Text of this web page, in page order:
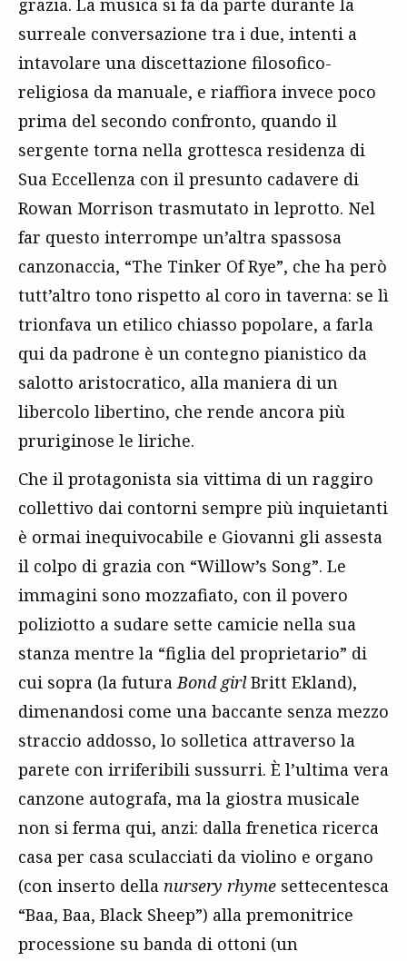
grazia. La musica si fa da parte durante la
surreale conversazione tra i due, intenti a
intavolare una discettazione filosofico-
religiosa da manuale, e riaffiora invece poco
prima del secondo confronto, quando il
sergente torna nella grottesca residenza di
Sua Eccellenza con il presunto cadavere di
Rowan Morrison trasmutato in leprotto. Nel
far questo interrompe un’altra spassosa
canzonaccia, “The Tinker Of Rye”, che ha però
tutt’altro tono rispetto al coro in taverna: se lì
trionfava un etilico chiasso popolare, a farla
qui da padrone è un contegno pianistico da
salotto aristocratico, alla maniera di un
libercolo libertino, che rende ancora più
pruriginose le liriche.
Che il protagonista sia vittima di un raggiro
collettivo dai contorni sempre più inquietanti
è ormai inequivocabile e Giovanni gli assesta
il colpo di grazia con “Willow’s Song”. Le
immagini sono mozzafiato, con il povero
poliziotto a sudare sette camicie nella sua
stanza mentre la “figlia del proprietario” di
cui sopra (la futuraBond girlBritt Ekland),
dimenandosi come una baccante senza mezzo
straccio addosso, lo solletica attraverso la
parete con irriferibili sussurri. È l’ultima vera
canzone autografa, ma la giostra musicale
non si ferma qui, anzi: dalla frenetica ricerca
casa per casa sculacciati da violino e organo
(con inserto della nursery rhyme settecentesca
“Baa, Baa, Black Sheep”) alla premonitrice
processione su banda di ottoni (un